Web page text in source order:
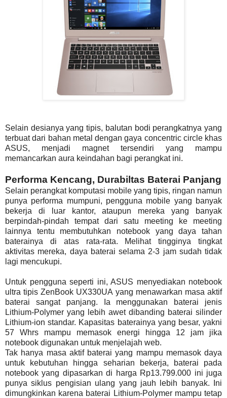
Selain desianya yang tipis, balutan bodi perangkatnya yang
terbuat dari bahan metal dengan gaya concentric circle khas
ASUS, menjadi magnet tersendiri yang mampu
memancarkan aura keindahan bagi perangkat ini.
Performa Kencang, Durabiltas Baterai Panjang
Selain perangkat komputasi mobile yang tipis, ringan namun
punya performa mumpuni, pengguna mobile yang banyak
bekerja di luar kantor, ataupun mereka yang banyak
berpindah-pindah tempat dari satu meeting ke meeting
lainnya tentu membutuhkan notebook yang daya tahan
baterainya di atas rata-rata. Melihat tingginya tingkat
aktivitas mereka, daya baterai selama 2-3 jam sudah tidak
lagi mencukupi.
Untuk pengguna seperti ini, ASUS menyediakan notebook
ultra tipis ZenBook UX330UA yang menawarkan masa aktif
baterai sangat panjang. Ia menggunakan baterai jenis
Lithium-Polymer yang lebih awet dibanding baterai silinder
Lithium-ion standar. Kapasitas baterainya yang besar, yakni
57 Whrs mampu memasok energi hingga 12 jam jika
notebook digunakan untuk menjelajah web.
Tak hanya masa aktif baterai yang mampu memasok daya
untuk kebutuhan hingga seharian bekerja, baterai pada
notebook yang dipasarkan di harga Rp13.799.000 ini juga
punya siklus pengisian ulang yang jauh lebih banyak. Ini
dimungkinkan karena baterai Lithium-Polymer mampu tetap